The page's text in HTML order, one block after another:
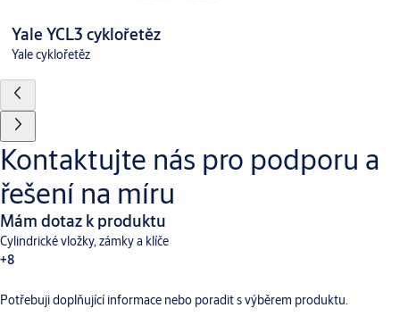
Yale YCL3 cyklořetěz
Yale cyklořetěz
Kontaktujte nás pro podporu a
řešení na míru
Mám dotaz k produktu
Cylindrické vložky, zámky a klíče
+8
Dveřní vybaveníAperio Digitální a přístupové systémy
Potřebuji doplňující informace nebo poradit s výběrem produktu.